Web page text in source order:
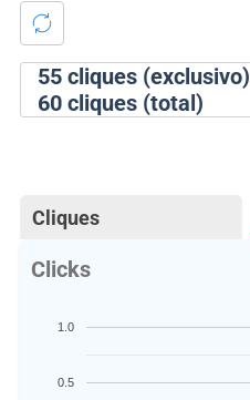
55cliques (exclusivo)
60cliques (total)
Cliques
Clicks
0.5
1.0